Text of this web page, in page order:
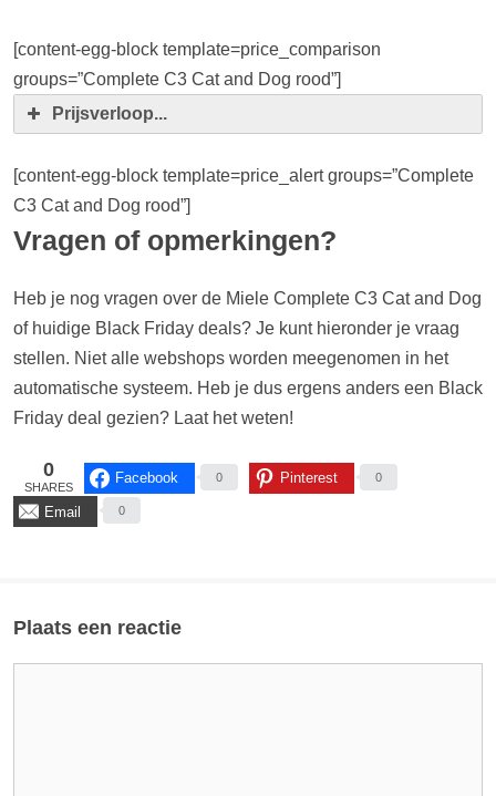
[content-egg-block template=price_comparison
groups=”Complete C3 Cat and Dog rood”]
Prijsverloop...
[content-egg-block template=price_alert groups=”Complete
C3 Cat and Dog rood”]
Vragen of opmerkingen?
Heb je nog vragen over de Miele Complete C3 Cat and Dog
of huidige Black Friday deals? Je kunt hieronder je vraag
stellen. Niet alle webshops worden meegenomen in het
automatische systeem. Heb je dus ergens anders een Black
Friday deal gezien? Laat het weten!
0
SHARES
Facebook 0 Pinterest 0
Email 0
Plaats een reactie